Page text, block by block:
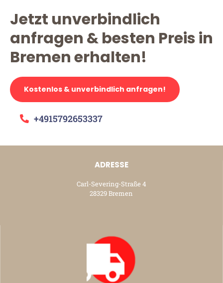
Jetzt unverbindlich
anfragen & besten Preis in
Bremen erhalten!
Kostenlos & unverbindlich anfragen!
+4915792653337
ADRESSE
Carl-Severing-Straße 4
28329 Bremen